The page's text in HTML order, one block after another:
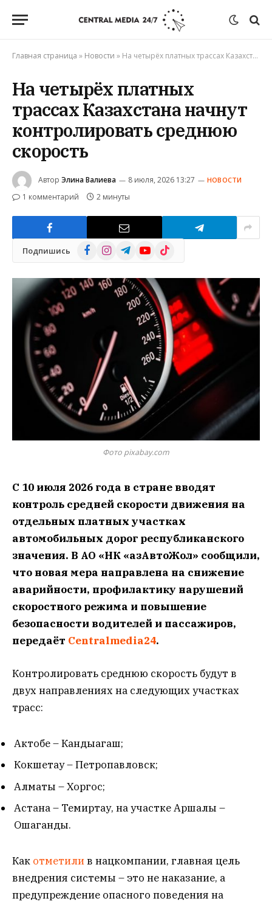
Главная страница » Новости » На четырёх платных трассах Казахстана начнут контролировать среднюю скорость
На четырёх платных
трассах Казахстана начнут
контролировать среднюю
скорость
Автор Элина Валиева 8 июля, 2026 13:27 НОВОСТИ
1 комментарий 2 минуты
Подпишись FacebookInstagramTelegramYouTube
TikTok
Фото pixabay.com
С 10 июля 2026 года в стране вводят
контроль средней скорости движения на
отдельных платных участках
автомобильных дорог республиканского
значения. В АО «НК «ҚазАвтоЖол» сообщили,
что новая мера направлена на снижение
аварийности, профилактику нарушений
скоростного режима и повышение
безопасности водителей и пассажиров,
передаёт Centralmedia24.
Контролировать среднюю скорость будут в
двух направлениях на следующих участках
трасс:
Актобе – Кандыагаш;
Кокшетау – Петропавловск;
Алматы – Хоргос;
Астана – Темиртау, на участке Аршалы –
Ошаганды.
Как отметилив нацкомпании, главная цель
внедрения системы – это не наказание, а
предупреждение опасного поведения на